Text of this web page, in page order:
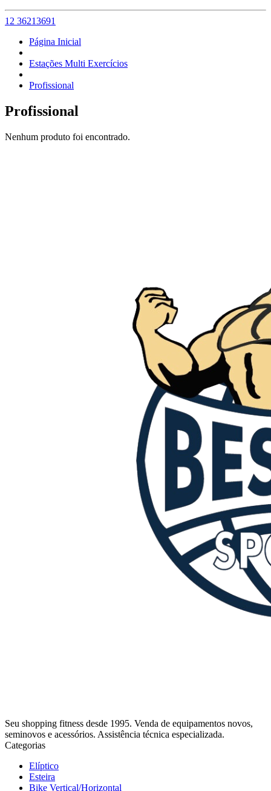
12 36213691
Página Inicial
Estações Multi Exercícios
Profissional
Profissional
Nenhum produto foi encontrado.
Seu shopping fitness desde 1995. Venda de equipamentos novos,
seminovos e acessórios. Assistência técnica especializada.
Categorias
Elíptico
Esteira
Bike Vertical/Horizontal